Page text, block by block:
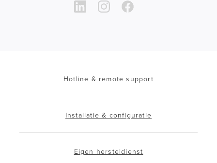
Hotline & remote support
Installatie & configuratie
Eigen hersteldienst